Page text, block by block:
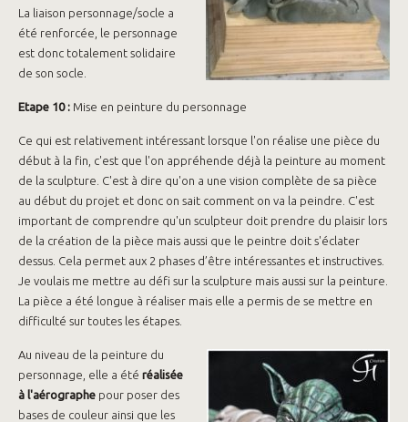
La liaison personnage/socle a
été renforcée, le personnage
est donc totalement solidaire
de son socle.
Etape 10 : Mise en peinture du personnage
Ce qui est relativement intéressant lorsque l'on réalise une pièce du
début à la fin, c'est que l'on appréhende déjà la peinture au moment
de la sculpture. C'est à dire qu'on a une vision complète de sa pièce
au début du projet et donc on sait comment on va la peindre. C'est
important de comprendre qu'un sculpteur doit prendre du plaisir lors
de la création de la pièce mais aussi que le peintre doit s'éclater
dessus. Cela permet aux 2 phases d’être intéressantes et instructives.
Je voulais me mettre au défi sur la sculpture mais aussi sur la peinture.
La pièce a été longue à réaliser mais elle a permis de se mettre en
difficulté sur toutes les étapes.
Au niveau de la peinture du
personnage, elle a été réalisée
à l'aérographe pour poser des
bases de couleur ainsi que les